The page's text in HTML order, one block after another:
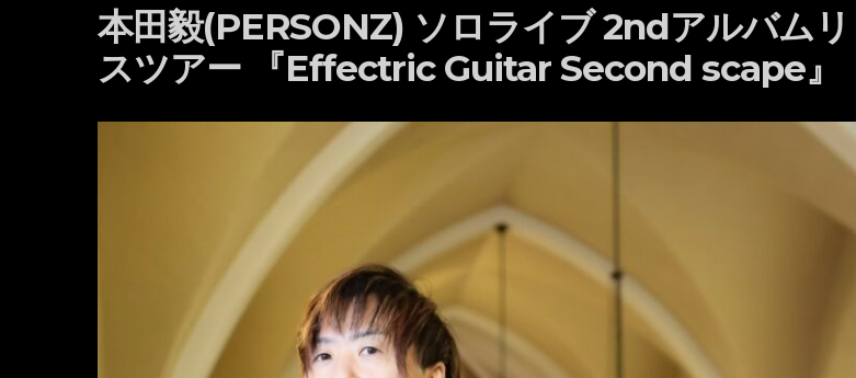
本田毅(PERSONZ) ソロライブ 2ndアルバム
スツアー 『Effectric Guitar Second scape』